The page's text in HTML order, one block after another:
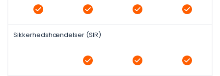
Sikkerhedshændelser (SIR)